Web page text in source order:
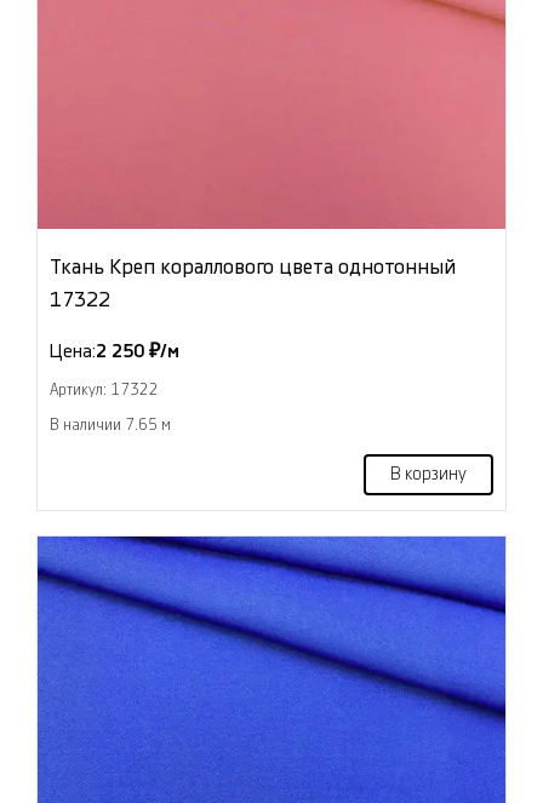
Ткань Креп кораллового цвета однотонный
17322
Цена:2 250 ₽/м
Артикул: 17322
В наличии 7.65 м
В корзину